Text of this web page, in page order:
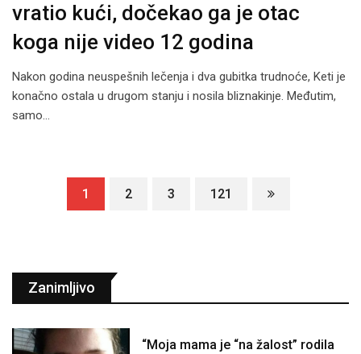
vratio kući, dočekao ga je otac
koga nije video 12 godina
Nakon godina neuspešnih lečenja i dva gubitka trudnoće, Keti je
konačno ostala u drugom stanju i nosila bliznakinje. Međutim,
samo…
1 2 3 121
Zanimljivo
“Moja mama je “na žalost” rodila